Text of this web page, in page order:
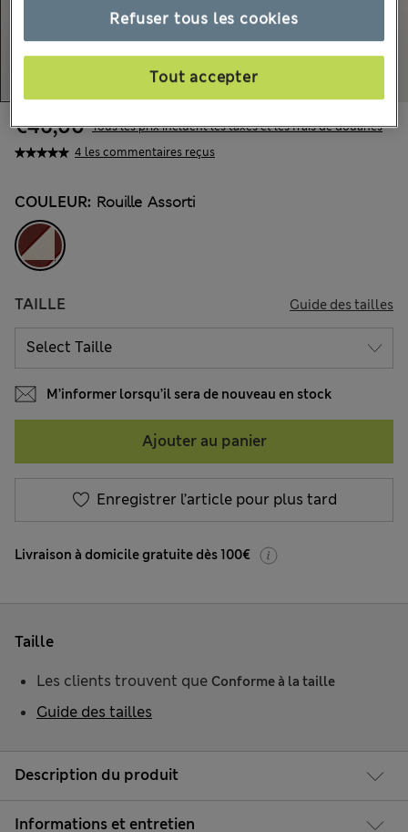
4 les commentaires reçus
€46,00 Tous les prix incluent les taxes et les frais de douanes
COULEUR: Rouille Assorti
TAILLE Guide des tailles
M’informer lorsqu’il sera de nouveau en stock
Ajouter au panier
Enregistrer l’article pour plus tard
Livraison à domicile gratuite dès 100€
Description du produit
Informations et entretien
Taille
Les clients trouvent que Conforme à la taille
Guide des tailles
Refuser tous les cookies
Tout accepter